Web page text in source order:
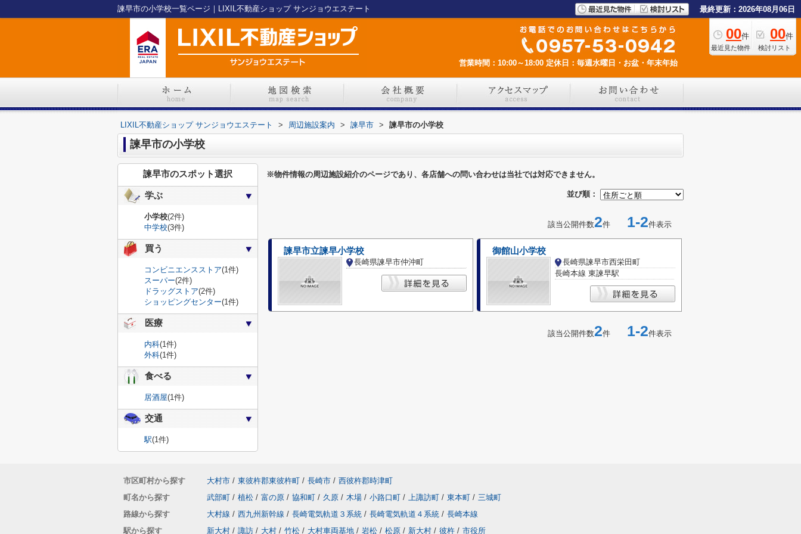
諫早市の小学校一覧ページ｜LIXIL不動産ショップ サンジョウエステート 最終更新：2026年08月06日
00件
最近見た物件
00件
検討リスト
営業時間：10:00～18:00 定休日：毎週水曜日・お盆・年末年始
LIXIL不動産ショップ サンジョウエステート > 周辺施設案内 > 諫早市 > 諫早市の小学校
諫早市の小学校
※物件情報の周辺施設紹介のページであり、各店舗への問い合わせは当社では対応できません。
並び順：
該当公開件数2件 1-2件表示
諫早市立諫早小学校
長崎県諫早市仲沖町
御館山小学校
長崎県諫早市西栄田町
長崎本線 東諫早駅
該当公開件数2件 1-2件表示
諫早市のスポット選択
学ぶ
小学校(2件)
中学校(3件)
買う
コンビニエンスストア(1件)
スーパー(2件)
ドラッグストア(2件)
ショッピングセンター(1件)
医療
内科(1件)
外科(1件)
食べる
居酒屋(1件)
交通
駅(1件)
市区町村から探す 大村市 / 東彼杵郡東彼杵町 / 長崎市 / 西彼杵郡時津町
町名から探す
武部町 / 植松 / 富の原 / 協和町 / 久原 / 木場 / 小路口町 / 上諏訪町 / 東本町 / 三城町
路線から探す
大村線 / 西九州新幹線 / 長崎電気軌道３系統 / 長崎電気軌道４系統 / 長崎本線
駅から探す
新大村 / 諏訪 / 大村 / 竹松 / 大村車両基地 / 岩松 / 松原 / 新大村 / 彼杵 / 市役所